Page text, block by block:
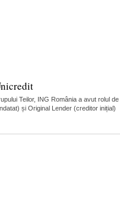
Teilor, ING România a avut rolul de
și Original Lender (creditor inițial)